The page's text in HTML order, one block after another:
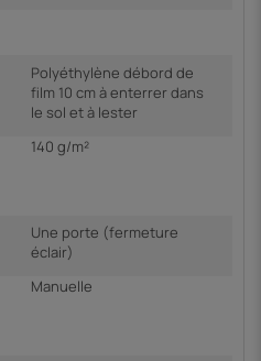
Polyéthylène débord de
film 10 cm à enterrer dans
le sol et à lester
140 g/m²
Une porte (fermeture
éclair)
Manuelle